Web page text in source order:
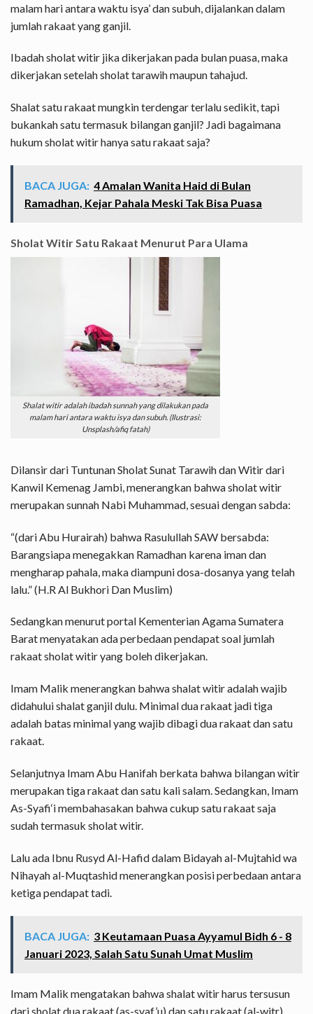
malam hari antara waktu isya’ dan subuh, dijalankan dalam
jumlah rakaat yang ganjil.
Ibadah sholat witir jika dikerjakan pada bulan puasa, maka
dikerjakan setelah sholat tarawih maupun tahajud.
Shalat satu rakaat mungkin terdengar terlalu sedikit, tapi
bukankah satu termasuk bilangan ganjil? Jadi bagaimana
hukum sholat witir hanya satu rakaat saja?
BACA JUGA: 4 Amalan Wanita Haid di Bulan
Ramadhan, Kejar Pahala Meski Tak Bisa Puasa
Sholat Witir Satu Rakaat Menurut Para Ulama
Shalat witir adalah ibadah sunnah yang dilakukan pada
malam hari antara waktu isya dan subuh. (Ilustrasi:
Unsplash/afiq fatah)
Dilansir dari Tuntunan Sholat Sunat Tarawih dan Witir dari
Kanwil Kemenag Jambi, menerangkan bahwa sholat witir
merupakan sunnah Nabi Muhammad, sesuai dengan sabda:
“(dari Abu Hurairah) bahwa Rasulullah SAW bersabda:
Barangsiapa menegakkan Ramadhan karena iman dan
mengharap pahala, maka diampuni dosa-dosanya yang telah
lalu.” (H.R Al Bukhori Dan Muslim)
Sedangkan menurut portal Kementerian Agama Sumatera
Barat menyatakan ada perbedaan pendapat soal jumlah
rakaat sholat witir yang boleh dikerjakan.
Imam Malik menerangkan bahwa shalat witir adalah wajib
didahului shalat ganjil dulu. Minimal dua rakaat jadi tiga
adalah batas minimal yang wajib dibagi dua rakaat dan satu
rakaat.
Selanjutnya Imam Abu Hanifah berkata bahwa bilangan witir
merupakan tiga rakaat dan satu kali salam. Sedangkan, Imam
As-Syafi‘i membahasakan bahwa cukup satu rakaat saja
sudah termasuk sholat witir.
Lalu ada Ibnu Rusyd Al-Hafid dalam Bidayah al-Mujtahid wa
Nihayah al-Muqtashid menerangkan posisi perbedaan antara
ketiga pendapat tadi.
BACA JUGA: 3 Keutamaan Puasa Ayyamul Bidh 6 - 8
Januari 2023, Salah Satu Sunah Umat Muslim
Imam Malik mengatakan bahwa shalat witir harus tersusun
dari sholat dua rakaat (as-syaf’u) dan satu rakaat (al-witr).